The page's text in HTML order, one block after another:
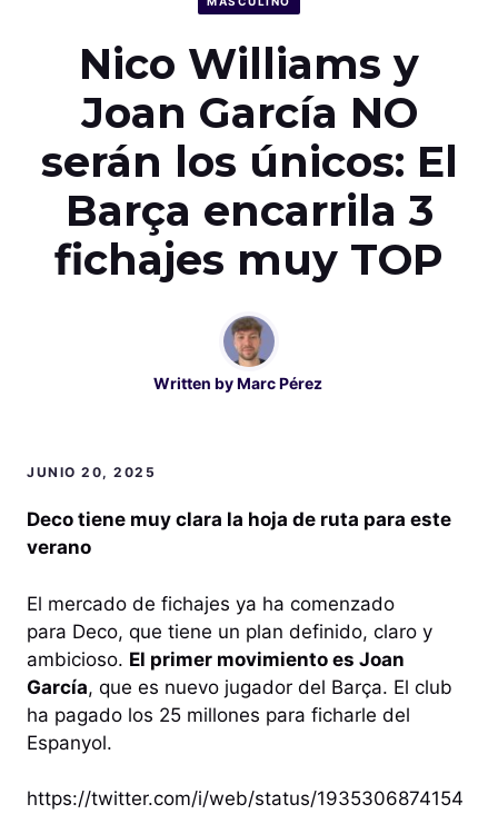
Nico Williams y
Joan García NO
serán los únicos: El
Barça encarrila 3
fichajes muy TOP
Written byMarc Pérez
JUNIO 20, 2025
Deco tiene muy clara la hoja de ruta para este
verano
El mercado de fichajes ya ha comenzado
para Deco, que tiene un plan definido, claro y
ambicioso. El primer movimiento es Joan
García, que es nuevo jugador del Barça. El club
ha pagado los 25 millones para ficharle del
Espanyol.
https://twitter.com/i/web/status/1935306874154